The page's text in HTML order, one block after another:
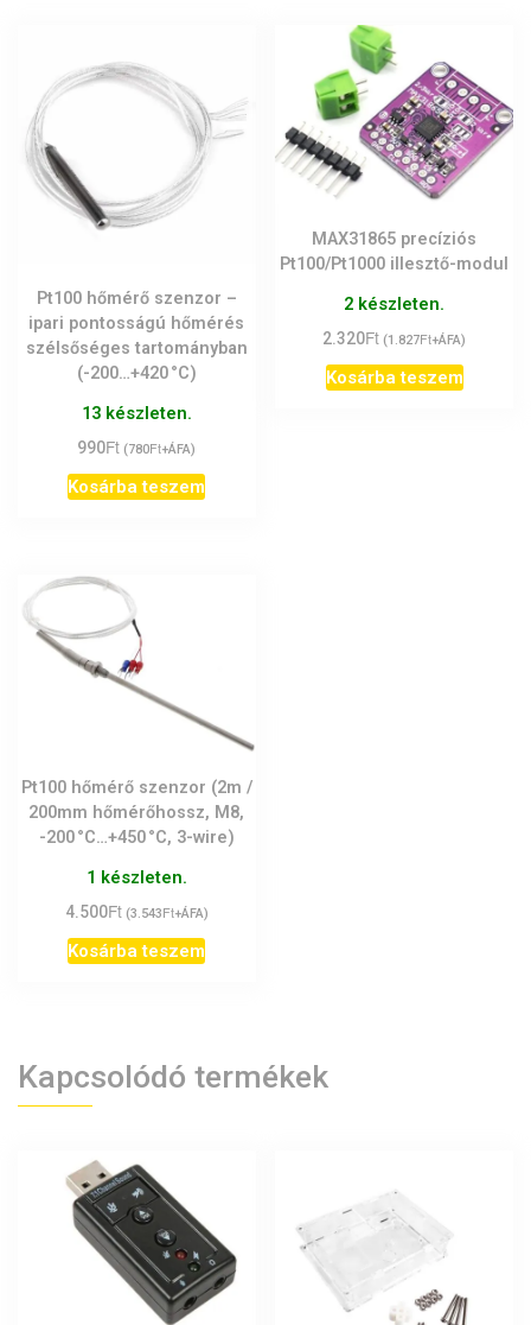
Pt100 hőmérő szenzor –
ipari pontosságú hőmérés
szélsőséges tartományban
(-200…+420 °C)
13 készleten.
990Ft (780Ft+ÁFA)
Kosárba teszem
MAX31865 precíziós
Pt100/Pt1000 illesztő-modul
2 készleten.
2.320Ft (1.827Ft+ÁFA)
Kosárba teszem
Pt100 hőmérő szenzor (2m /
200mm hőmérőhossz, M8,
-200 °C…+450 °C, 3-wire)
1 készleten.
4.500Ft (3.543Ft+ÁFA)
Kosárba teszem
Kapcsolódó termékek